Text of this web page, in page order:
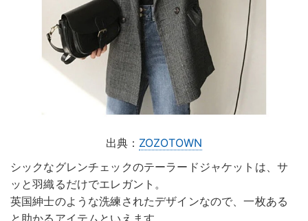
出典： ZOZOTOWN
シックなグレンチェックのテーラードジャケットは、サ
ッと羽織るだけでエレガント。
英国紳士のような洗練されたデザインなので、一枚ある